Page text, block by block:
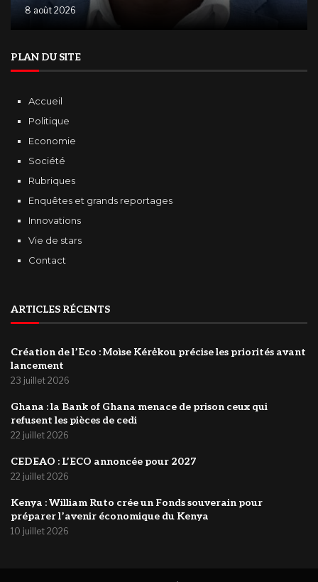
8 août 2026
PLAN DU SITE
Accueil
Politique
Economie
Société
Rubriques
Enquêtes et grands reportages
Innovations
Vie de stars
Contact
ARTICLES RÉCENTS
Création de l’Eco : Moìse Kérėkou précise les priorités avant
lancement
23 juillet 2026
‎Ghana : la Bank of Ghana menace de prison ceux qui
refusent les pièces de cedi
22 juillet 2026
‎CEDEAO : L’ECO annoncée pour 2027
22 juillet 2026
Kenya : William Ruto crée un Fonds souverain pour
préparer l’avenir économique du Kenya
10 juillet 2026